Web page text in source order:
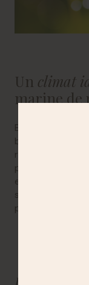
Un climat
marine de
Baigné par
bénéficie de
raisin. L’influence
protège
et en
saisonnières, il
puissance et